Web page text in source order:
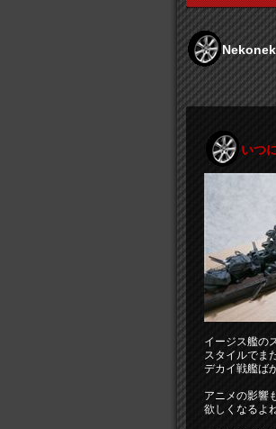
いつ
イージス艦の
スタイルで
デカイ戦艦ば
アニメの影響
欲しくなる